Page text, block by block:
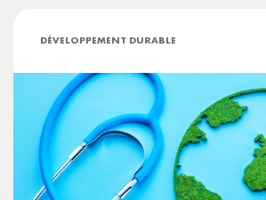
DÉVELOPPEMENT DURABLE